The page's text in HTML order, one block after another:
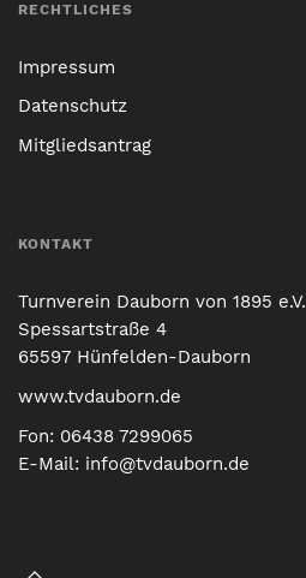
RECHTLICHES
Impressum
Datenschutz
Mitgliedsantrag
KONTAKT
Turnverein Dauborn von 1895 e.V.
Spessartstraße 4
65597 Hünfelden-Dauborn
www.tvdauborn.de
Fon: 06438 7299065
E-Mail: info@tvdauborn.de